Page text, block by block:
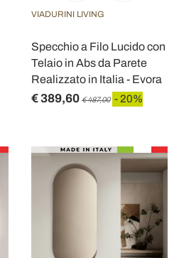
VIADURINI LIVING
Specchio a Filo Lucido con
Telaio in Abs da Parete
Realizzato in Italia - Evora
€ 389,60 € 487,00 - 20%